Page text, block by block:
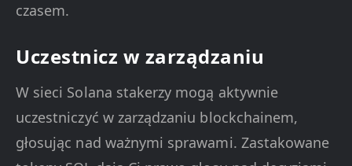
czasem.
Uczestnicz w zarządzaniu
W sieci Solana stakerzy mogą aktywnie
uczestniczyć w zarządzaniu blockchainem,
głosując nad ważnymi sprawami. Zastakowane